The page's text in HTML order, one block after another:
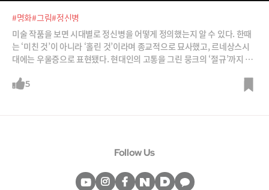
#명화#그림#정신병
미술 작품을 보면 시대별로 정신병을 어떻게 정의했는지 알 수 있다. 한때
는 ‘미친 것’이 아니라 ‘홀린 것’이라며 종교적으로 묘사했고, 르네상스시
대에는 우울증으로 표현됐다. 현대인의 고통을 그린 뭉크의 ‘절규’까지 시
5
Follow Us